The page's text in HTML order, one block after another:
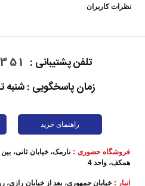
نظرات کاربران
تلفن پشتیبانی : 021
زمان پاسخگویی : شنبه تا پنج
راهنمای خرید
فروشگاه حضوری : نارمک، خیابان ثانی،
همکف، واحد 4
انبار : خیابان جمهوری، بعد از خیابان رازی،